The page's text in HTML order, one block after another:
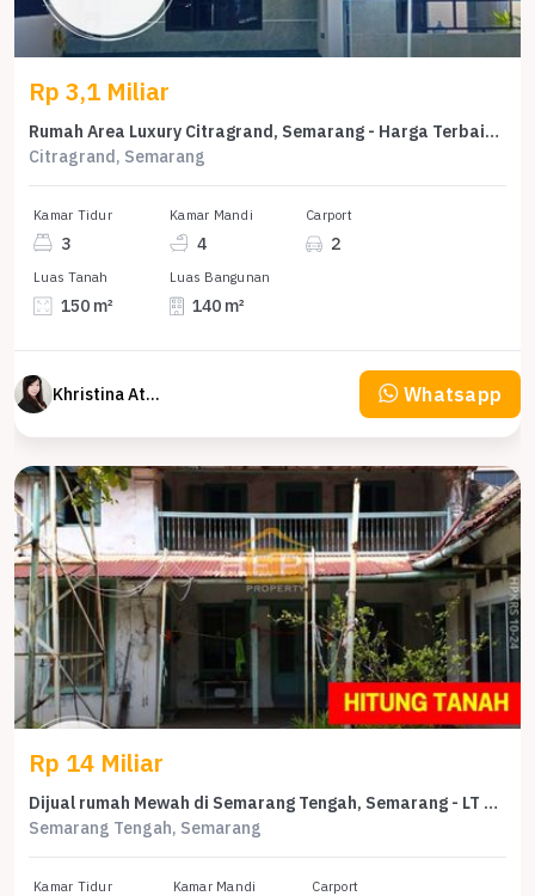
Rp 3,1 Miliar
Rumah Area Luxury Citragrand, Semarang - Harga Terbaik 3,1 Miliar
Citragrand, Semarang
Kamar Tidur
3
Kamar Mandi
4
Carport
2
Luas Tanah
150 m²
Luas Bangunan
140 m²
Khristina Atmodjo Whatsapp
Rp 14 Miliar
Dijual rumah Mewah di Semarang Tengah, Semarang - LT 1070m²
Semarang Tengah, Semarang
Kamar Tidur Kamar Mandi Carport